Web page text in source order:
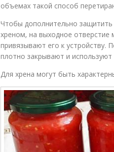
объемах такой способ
Чтобы дополнительно
хреном, на выходное отверстие
привязывают его к устройству.
плотно закрывают и
Для хрена могут быть